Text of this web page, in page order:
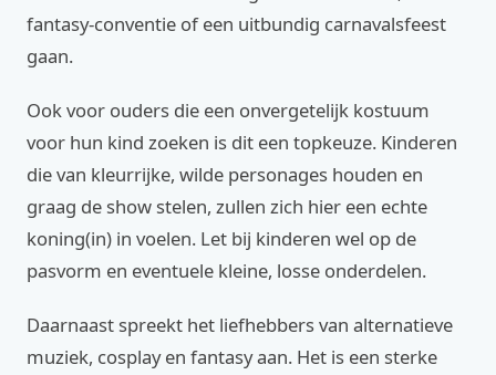
fantasy-conventie of een uitbundig carnavalsfeest
gaan.
Ook voor ouders die een onvergetelijk kostuum
voor hun kind zoeken is dit een topkeuze. Kinderen
die van kleurrijke, wilde personages houden en
graag de show stelen, zullen zich hier een echte
koning(in) in voelen. Let bij kinderen wel op de
pasvorm en eventuele kleine, losse onderdelen.
Daarnaast spreekt het liefhebbers van alternatieve
muziek, cosplay en fantasy aan. Het is een sterke